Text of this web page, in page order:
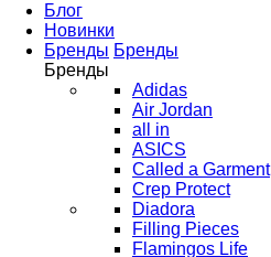
Блог
Новинки
Бренды Бренды
Бренды
Adidas
Air Jordan
all in
ASICS
Called a Garment
Crep Protect
Diadora
Filling Pieces
Flamingos Life